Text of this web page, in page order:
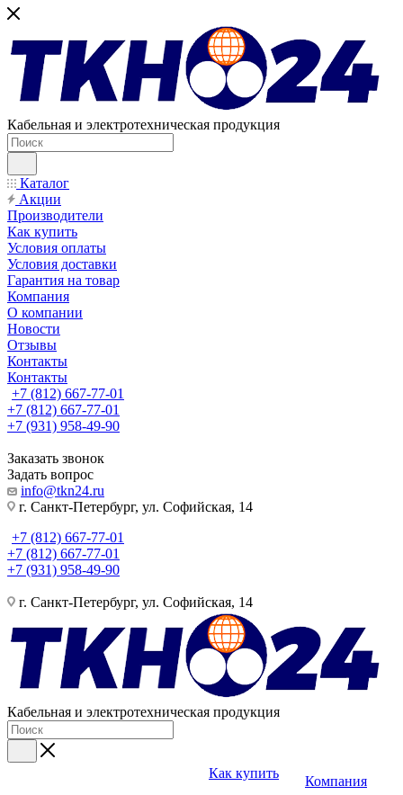
Кабельная и электротехническая продукция
Каталог
Акции
Производители
Как купить
Условия оплаты
Условия доставки
Гарантия на товар
Компания
О компании
Новости
Отзывы
Контакты
Контакты
+7 (812) 667-77-01
+7 (812) 667-77-01
+7 (931) 958-49-90
Заказать звонок
Задать вопрос
info@tkn24.ru
г. Санкт-Петербург, ул. Софийская, 14
+7 (812) 667-77-01
+7 (812) 667-77-01
+7 (931) 958-49-90
г. Санкт-Петербург, ул. Софийская, 14
Кабельная и электротехническая продукция
Как купить
Компания